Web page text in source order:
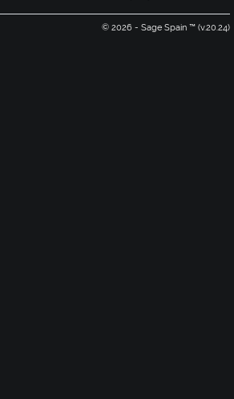
© 2026 - Sage Spain ™ (v.20.24)